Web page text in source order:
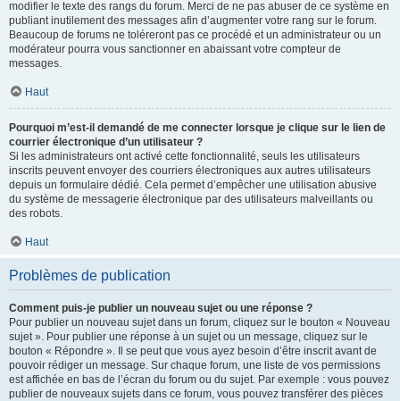
modifier le texte des rangs du forum. Merci de ne pas abuser de ce système en
publiant inutilement des messages afin d’augmenter votre rang sur le forum.
Beaucoup de forums ne toléreront pas ce procédé et un administrateur ou un
modérateur pourra vous sanctionner en abaissant votre compteur de
messages.
Haut
Pourquoi m’est-il demandé de me connecter lorsque je clique sur le lien de
courrier électronique d’un utilisateur ?
Si les administrateurs ont activé cette fonctionnalité, seuls les utilisateurs
inscrits peuvent envoyer des courriers électroniques aux autres utilisateurs
depuis un formulaire dédié. Cela permet d’empêcher une utilisation abusive
du système de messagerie électronique par des utilisateurs malveillants ou
des robots.
Haut
Problèmes de publication
Comment puis-je publier un nouveau sujet ou une réponse ?
Pour publier un nouveau sujet dans un forum, cliquez sur le bouton « Nouveau
sujet ». Pour publier une réponse à un sujet ou un message, cliquez sur le
bouton « Répondre ». Il se peut que vous ayez besoin d’être inscrit avant de
pouvoir rédiger un message. Sur chaque forum, une liste de vos permissions
est affichée en bas de l’écran du forum ou du sujet. Par exemple : vous pouvez
publier de nouveaux sujets dans ce forum, vous pouvez transférer des pièces